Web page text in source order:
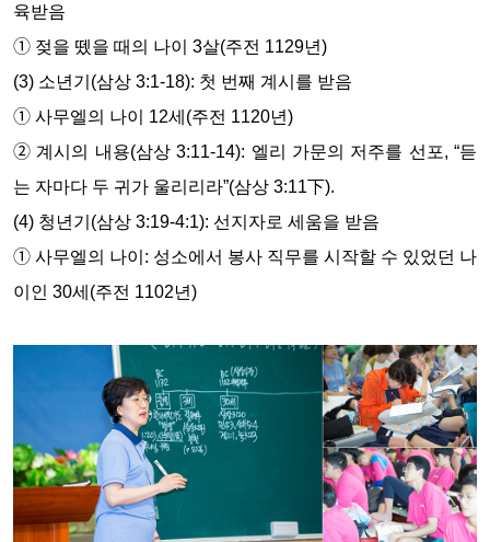
육받음
➀ 젖을 뗐을 때의 나이 3살(주전 1129년)
(3) 소년기(삼상 3:1-18): 첫 번째 계시를 받음
➀ 사무엘의 나이 12세(주전 1120년)
➁ 계시의 내용(삼상 3:11-14): 엘리 가문의 저주를 선포, “듣
는 자마다 두 귀가 울리리라”(삼상 3:11下).
(4) 청년기(삼상 3:19-4:1): 선지자로 세움을 받음
➀ 사무엘의 나이: 성소에서 봉사 직무를 시작할 수 있었던 나
이인 30세(주전 1102년)